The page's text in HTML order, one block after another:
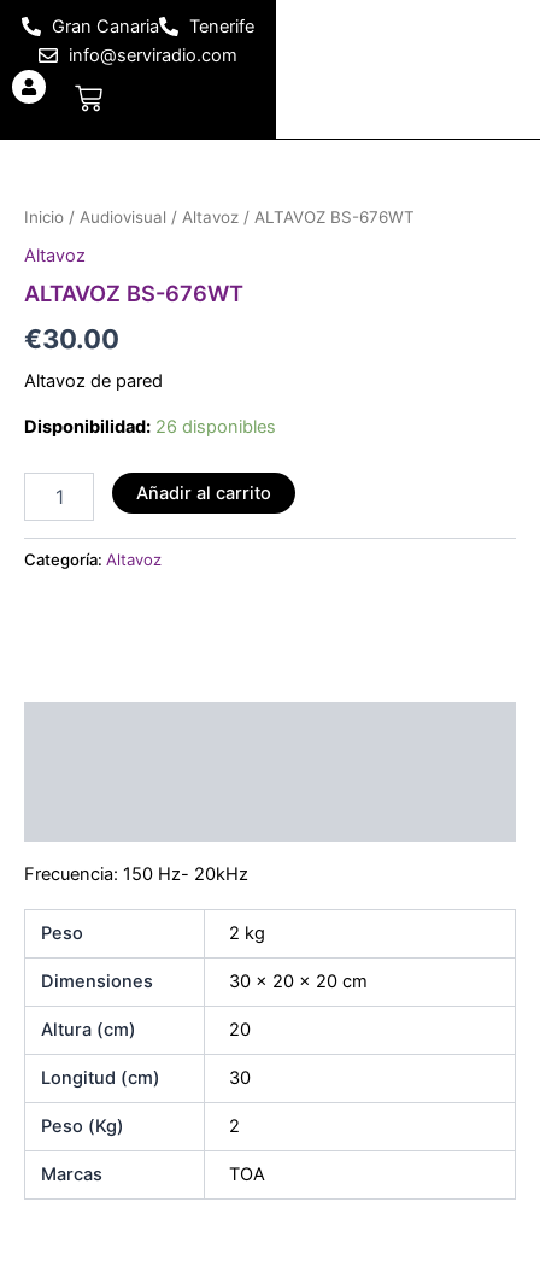
contenido
Gran Canaria
Tenerife
info@serviradio.com
Carrito
Inicio / Audiovisual / Altavoz / ALTAVOZ BS-676WT
Altavoz
ALTAVOZ BS-676WT
€30.00
Altavoz de pared
Disponibilidad: 26 disponibles
cantidad
Añadir al carrito
Categoría: Altavoz
Frecuencia: 150 Hz- 20kHz
Peso 2 kg
Dimensiones 30 × 20 × 20 cm
Altura (cm) 20
Longitud (cm) 30
Peso (Kg) 2
Marcas TOA